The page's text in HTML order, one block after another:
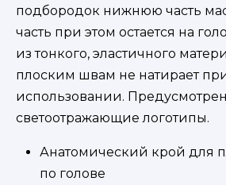
подбородок нижнюю часть
часть при этом остается на
из тонкого, эластичного
плоским швам не натирает
использовании.
светоотражающие логотипы.
Анатомический крой для
по голове